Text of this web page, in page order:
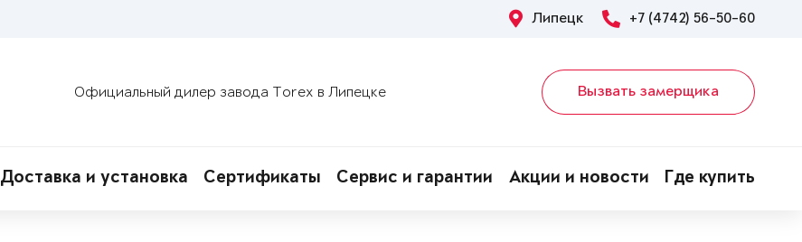
Липецк +7 (4742) 56-50-60
Официальный дилер завода Torex в Липецке Вызвать замерщика
Доставка и установка Сертификаты Сервис и гарантии Акции и новости Где купить